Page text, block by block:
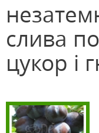
слива
цукор і